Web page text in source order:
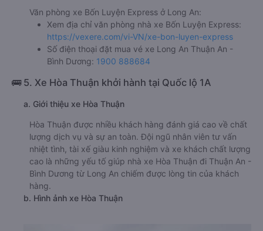
Văn phòng xe Bốn Luyện Express ở Long An:
Xem địa chỉ văn phòng nhà xe Bốn Luyện Express:
https://vexere.com/vi-VN/xe-bon-luyen-express
Số điện thoại đặt mua vé xe Long An Thuận An -
Bình Dương: 1900 888684
🚌 5. Xe Hòa Thuận khởi hành tại Quốc lộ 1A
a. Giới thiệu xe Hòa Thuận
Hòa Thuận được nhiều khách hàng đánh giá cao về chất
lượng dịch vụ và sự an toàn. Đội ngũ nhân viên tư vấn
nhiệt tình, tài xế giàu kinh nghiệm và xe khách chất lượng
cao là những yếu tố giúp nhà xe Hòa Thuận đi Thuận An -
Bình Dương từ Long An chiếm được lòng tin của khách
hàng.
b. Hình ảnh xe Hòa Thuận